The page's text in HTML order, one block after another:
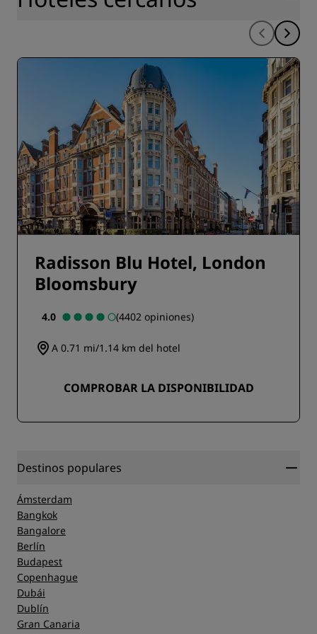
Radisson Blu Hotel, London
Bloomsbury
4.0 (4402 opiniones)
A 0.71 mi/1.14 km del hotel
COMPROBAR LA DISPONIBILIDAD
Destinos populares
Ámsterdam
Bangkok
Bangalore
Berlín
Budapest
Copenhague
Dubái
Dublín
Gran Canaria